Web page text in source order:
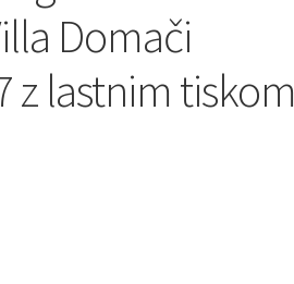
Domači
z lastnim tiskom